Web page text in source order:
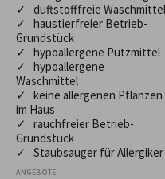
✓ duftstofffreie Waschmittel
✓ haustierfreier Betrieb-
Grundstück
✓ hypoallergene Putzmittel
✓ hypoallergene
Waschmittel
✓ keine allergenen Pflanzen
im Haus
✓ rauchfreier Betrieb-
Grundstück
✓ Staubsauger für Allergiker
ANGEBOTE